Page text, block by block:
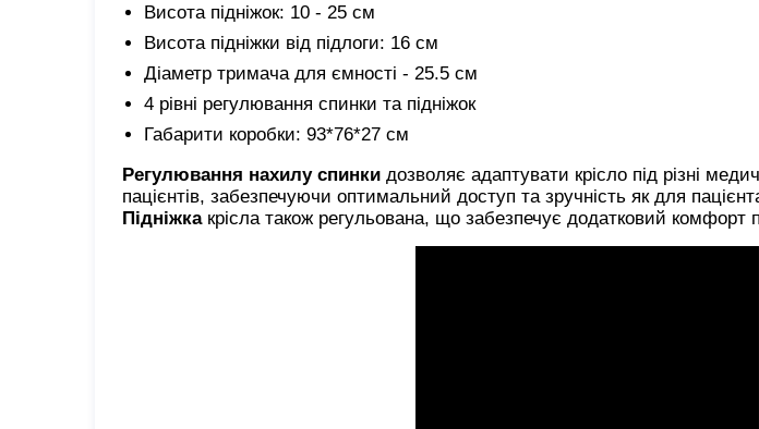
Висота підніжок: 10 - 25 см
Висота підніжки від підлоги: 16 см
Діаметр тримача для ємності - 25.5 см
4 рівні регулювання спинки та підніжок
Габарити коробки: 93*76*27 см
Регулювання нахилу спинки дозволяє адаптувати крісло під різні
пацієнтів, забезпечуючи оптимальний доступ та зручність як для
Підніжкакрісла також регульована, що забезпечує додатковий комфорт